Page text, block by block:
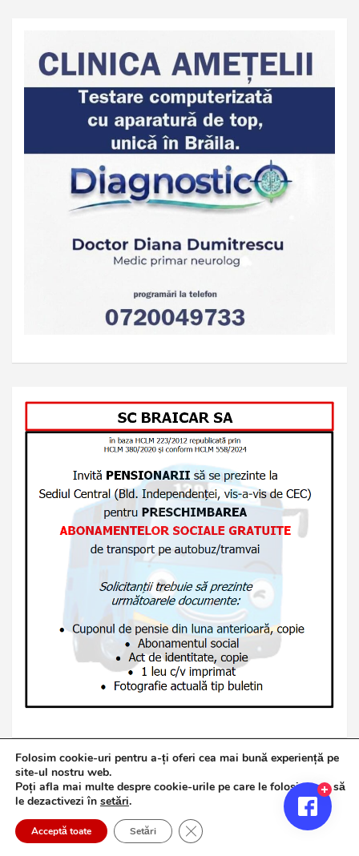
Copyright © 2026Jurnalul de Brăila
Politică de confidențialitate
Theme Horse
Proudly Powered by:WordPress
Folosim cookie-uri pentru a-ți oferi cea mai bună experiență pe
site-ul nostru web.
Poți afla mai multe despre cookie-urile pe care le folosim sau să
le dezactivezi în setări.
Acceptă toate Setări Close GDPR Cookie Banner